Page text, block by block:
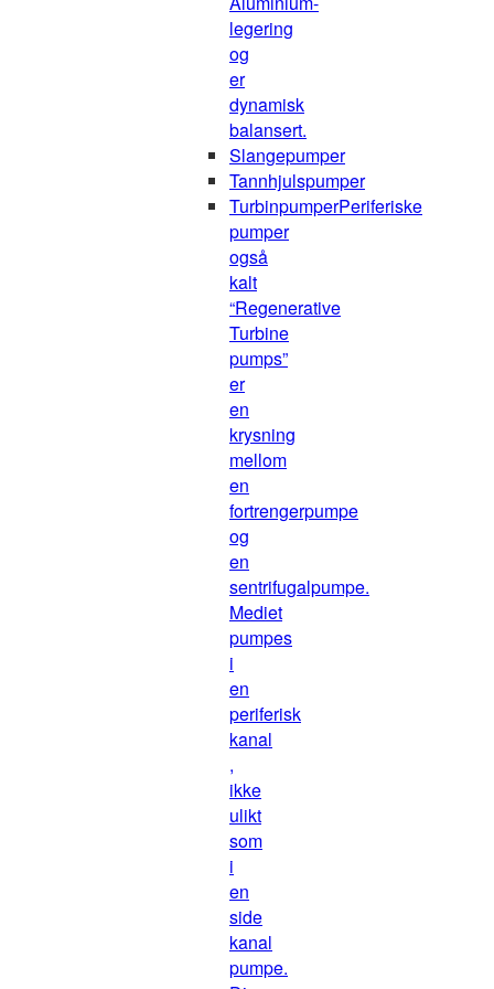
legering
og
er
dynamisk
balansert.
Slangepumper
Tannhjulspumper
TurbinpumperPeriferiske
pumper
også
kalt
“Regenerative
Turbine
pumps”
er
en
krysning
mellom
en
fortrengerpumpe
og
en
sentrifugalpumpe.
Mediet
pumpes
i
en
periferisk
kanal
,
ikke
ulikt
som
i
en
side
kanal
pumpe.